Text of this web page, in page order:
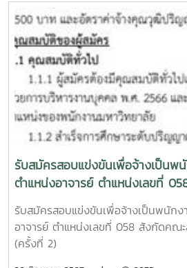
หวะ จะอื่อ : Nawa Chaoeceยุพิน ซาจ๊
จำเริญสุขสกุล : Thanit
Jahae yapaจะแฮ สินสายไทย : Jahar
วิริยะพร : Surasit
Screenwriterณัฐธัญ กรุงศรี :
นักแสดง : CASTINGเดชา น้อยมะลิวัน
Noimaliwamฝึกซ้อมนักแสดง :
สุขสกุล : Maitree
กานต์ วิริยภาพ : Chanikan
ภาพ : Director of Photographyจตุ
Chatuphon ChumphongAssistant
Photographyกัณฐวิฐย์ แซ่หนา :
ศิลป์ : Art Directorเอ๋ อิสระชล :
กำกับศิลป์ : Assistant Art Director
Nawarat WiangkamSlate or
รับสมัครสอบแข่งขันเพื่อจ้างเป็นพ
ตำแหน่งอาจารย์ ตำแหน่งเลขที่
สารสนเทศและการสื่อสาร (ครั้งที่ 2)
รับสมัครสอบแข่งขันเพื่อจ้างเป็นพนัก
อาจารย์ ตำแหน่งเลขที่ 058 สังกัดคณะ
(ครั้งที่ 2)